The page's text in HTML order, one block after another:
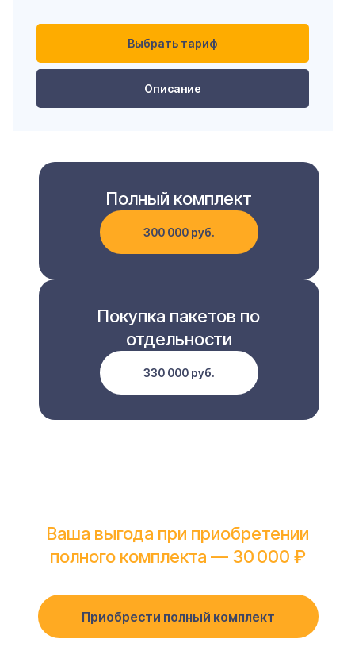
Выбрать тариф
Описание
Полный комплект
300 000 руб.
Покупка пакетов по
отдельности
330 000 руб.
Приобрести полный комплект
Ваша выгода при приобретении
полного комплекта — 30 000 ₽